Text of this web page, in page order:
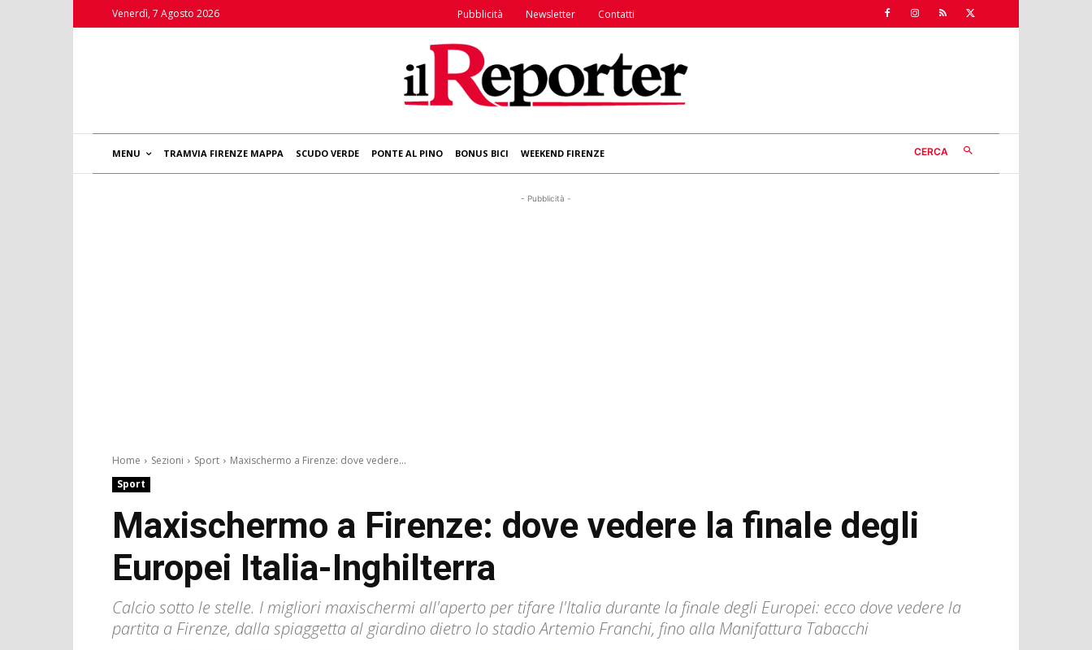
Venerdì, 7 Agosto 2026 Pubblicità Newsletter Contatti
MENU TRAMVIA FIRENZE MAPPA SCUDO VERDE PONTE AL PINO BONUS BICI WEEKEND FIRENZE CERCA
- Pubblicità -
Home Sezioni Sport
Maxischermo a Firenze: dove vedere...
Sport
Maxischermo a Firenze: dove vedere la finale degli
Europei Italia-Inghilterra
Calcio sotto le stelle. I migliori maxischermi all'aperto per tifare l'Italia durante la finale degli Europei: ecco dove vedere la
partita a Firenze, dalla spiaggetta al giardino dietro lo stadio Artemio Franchi, fino alla Manifattura Tabacchi